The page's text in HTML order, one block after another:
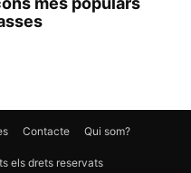
Contacte Qui som?
els drets reservats